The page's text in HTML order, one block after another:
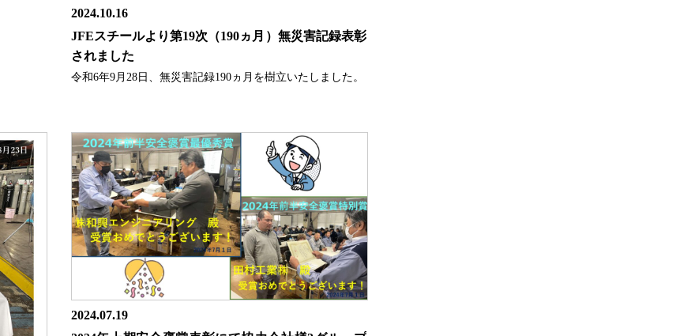
2024.10.16
JFEスチールより第19次（190ヵ月）無災害記録表彰
されました
令和6年9月28日、無災害記録190ヵ月を樹立いたしました。
2024.07.19